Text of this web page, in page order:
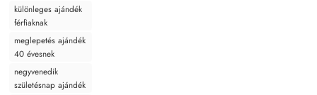
különleges ajándék
férfiaknak
meglepetés ajándék
40 évesnek
negyvenedik
születésnap ajándék